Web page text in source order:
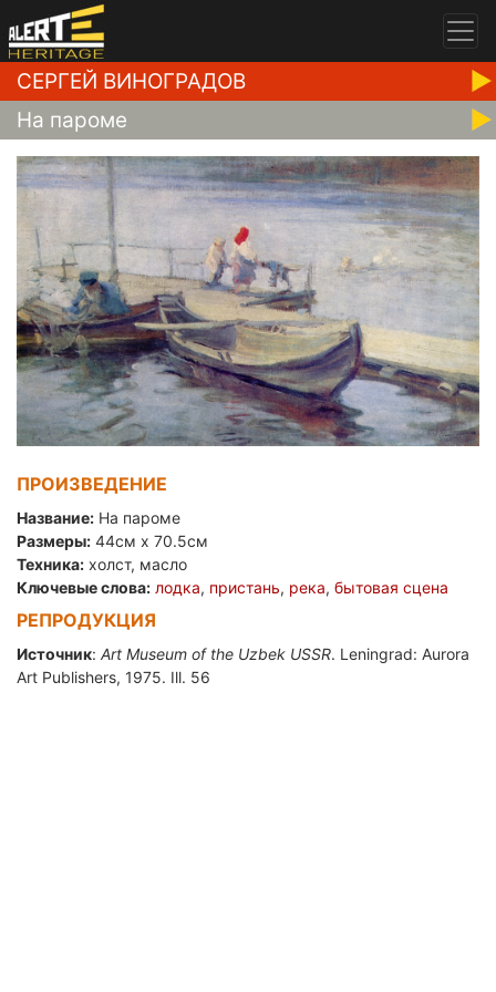
СЕРГЕЙ ВИНОГРАДОВ
На пароме
ПРОИЗВЕДЕНИЕ
Название: На пароме
Размеры: 44см x 70.5см
Техника: холст, масло
Ключевые слова: лодка, пристань, река, бытовая сцена
РЕПРОДУКЦИЯ
Источник: Art Museum of the Uzbek USSR. Leningrad: Aurora
Art Publishers, 1975. Ill. 56